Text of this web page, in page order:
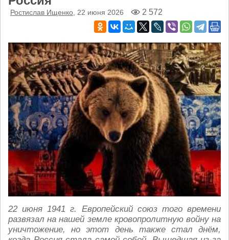
Ростислав Ищенко , 22 июня 2026 2 572
22 июня 1941 г. Европейский союз того времени
развязал на нашей земле кровопролитную войну на
уничтожение, но этот день также стал днём,